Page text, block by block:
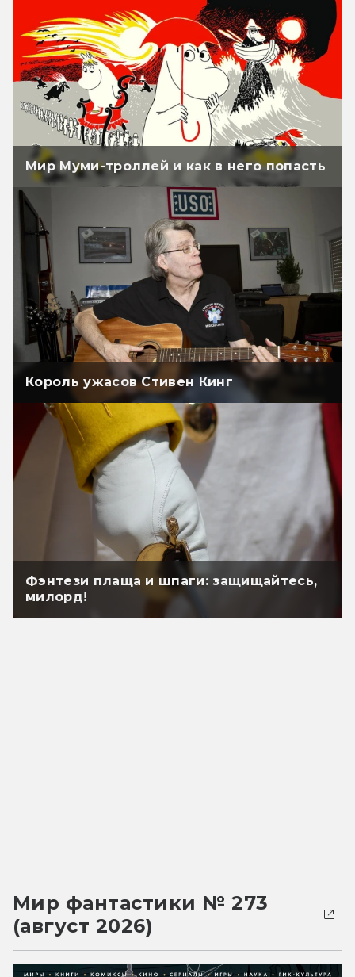
Мир Муми-троллей и как в него попасть
Король ужасов Стивен Кинг
Фэнтези плаща и шпаги: защищайтесь,
милорд!
Мир фантастики № 273
(август 2026)